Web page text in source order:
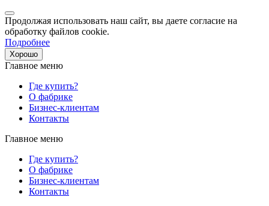
Продолжая использовать наш сайт, вы даете согласие на
обработку файлов cookie.
Подробнее
Хорошо
Главное меню
Где купить?
О фабрике
Бизнес-клиентам
Контакты
Главное меню
Где купить?
О фабрике
Бизнес-клиентам
Контакты